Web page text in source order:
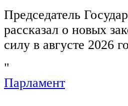
Председатель
рассказал о новых
силу в августе 2026
"
Парламент